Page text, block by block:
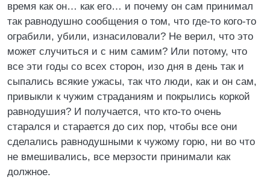
время как он… как его… и почему он сам принимал
так равнодушно сообщения о том, что где-то кого-то
ограбили, убили, изнасиловали? Не верил, что это
может случиться и с ним самим? Или потому, что
все эти годы со всех сторон, изо дня в день так и
сыпались всякие ужасы, так что люди, как и он сам,
привыкли к чужим страданиям и покрылись коркой
равнодушия? И получается, что кто-то очень
старался и старается до сих пор, чтобы все они
сделались равнодушными к чужому горю, ни во что
не вмешивались, все мерзости принимали как
должное.